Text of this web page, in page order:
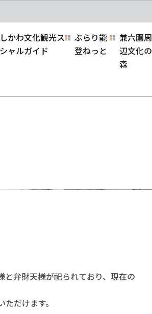
かわ文化観光ス
ャルガイド
ぶらり能
登ねっと
兼六園周
辺文化の
森
弁財天様が祀られており、現在の
だけます。